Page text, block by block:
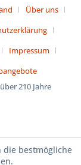
Über uns
Impressum
210 Jahre
die bestmögliche